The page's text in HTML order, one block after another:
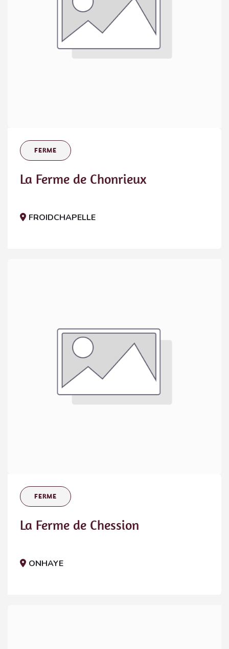
FERME
La Ferme de Chonrieux
FROIDCHAPELLE
FERME
La Ferme de Chession
ONHAYE